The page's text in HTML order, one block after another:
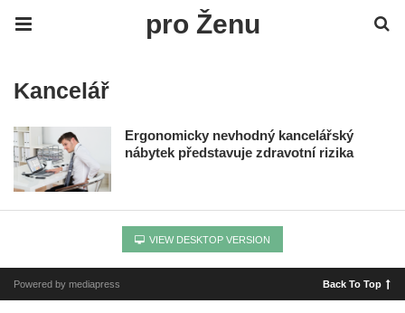
pro Ženu
Kancelář
Ergonomicky nevhodný kancelářský
nábytek představuje zdravotní rizika
VIEW DESKTOP VERSION
Powered by mediapress Back To Top